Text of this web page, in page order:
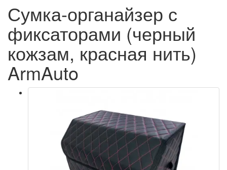
Сумка-органайзер с
фиксаторами (черный
кожзам, красная нить)
ArmAuto